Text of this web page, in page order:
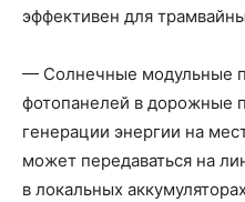
эффективен для
— Солнечные модульные
фотопанелей в дорожные
генерации энергии на
может передаваться на
в локальных